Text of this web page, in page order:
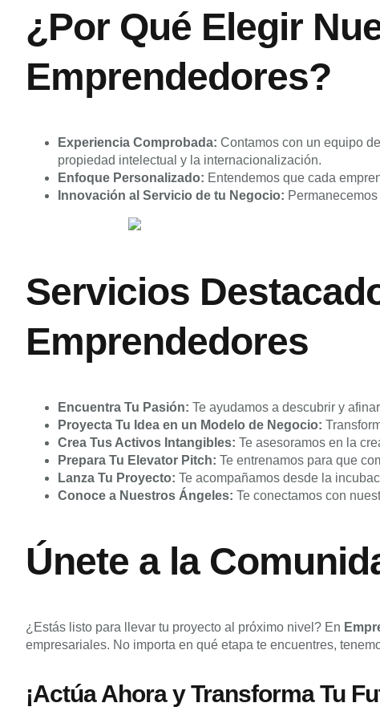
¿Por Qué Elegir
Emprendedores?
Experiencia Comprobada: Contamos con un equipo
propiedad intelectual y la internacionalización.
Enfoque Personalizado: Entendemos que cada
Innovación al Servicio de tu Negocio:
Servicios
Emprendedores
Encuentra Tu Pasión: Te ayudamos a descubrir y
Proyecta Tu Idea en un Modelo de Negocio:
Crea Tus Activos Intangibles: Te asesoramos en la
Prepara Tu Elevator Pitch: Te entrenamos para que
Lanza Tu Proyecto: Te acompañamos desde la
Conoce a Nuestros Ángeles: Te conectamos con
Únete a la
¿Estás listo para llevar tu proyecto al próximo nivel? En
empresariales. No importa en qué etapa te encuentres,
¡Actúa Ahora y Transforma Tu